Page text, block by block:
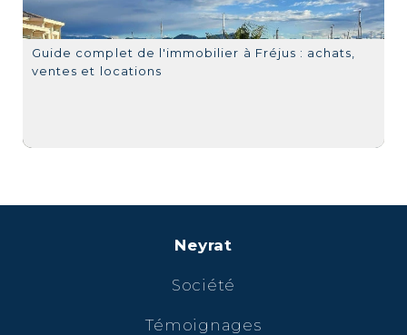
Guide complet de l'immobilier à Fréjus : achats,
ventes et locations
Neyrat
Société
Témoignages